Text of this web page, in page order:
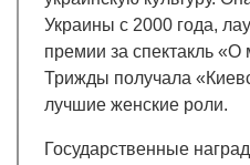
Украины с 2000 года,
премии за спектакль
Трижды получала
лучшие женские роли.
Государственные